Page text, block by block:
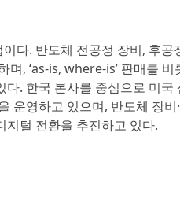
다. 반도체 전공정 장비, 후공
, ‘as-is, where-is’ 판매를 비
. 한국 본사를 중심으로 미국
운영하고 있으며, 반도체 장비
지털 전환을 추진하고 있다.